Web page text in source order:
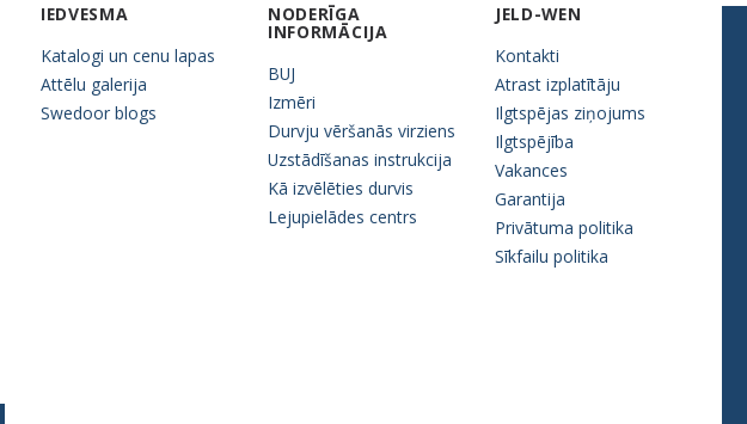
IEDVESMA
Katalogi un cenu lapas
Attēlu galerija
Swedoor blogs
NODERĪGA
INFORMĀCIJA
BUJ
Izmēri
Durvju vēršanās virziens
Uzstādīšanas instrukcija
Kā izvēlēties durvis
Lejupielādes centrs
JELD-WEN
Kontakti
Atrast izplatītāju
Ilgtspējas ziņojums
Ilgtspējība
Vakances
Garantija
Privātuma politika
Sīkfailu politika